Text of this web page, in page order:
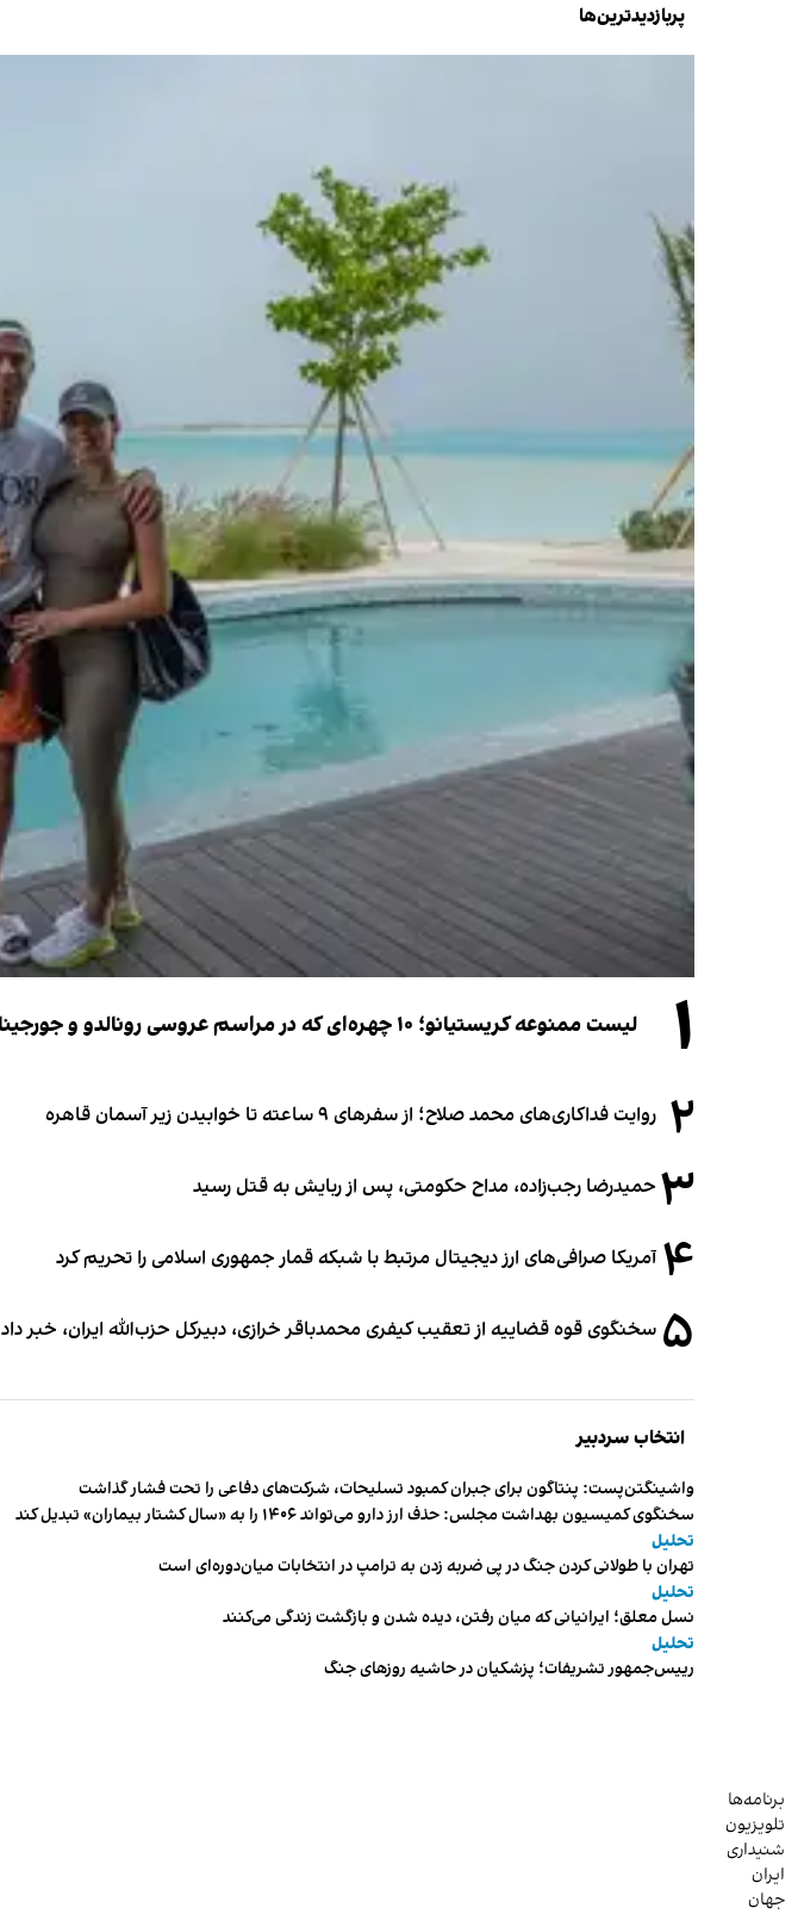
پربازدیدترین‌ها
۱ لیست ممنوعه کریستیانو؛ ۱۰ چهره‌ای که در مراسم عروسی رونالدو و جورجینا جایی ندارند
۲ روایت فداکاری‌های محمد صلاح؛ از سفرهای ۹ ساعته تا خوابیدن زیر آسمان قاهره
۳ حمیدرضا رجب‌زاده، مداح حکومتی، پس از ربایش به قتل رسید
۴ آمریکا صرافی‌های ارز دیجیتال مرتبط با شبکه قمار جمهوری اسلامی را تحریم کرد
۵ سخنگوی قوه قضاییه از تعقیب کیفری محمدباقر خرازی، دبیر‌کل حزب‌الله ایران، خبر داد
انتخاب سردبیر
واشینگتن‌پست: پنتاگون برای جبران کمبود تسلیحات، شرکت‌های دفاعی را تحت فشار گذاشت
سخنگوی کمیسیون بهداشت مجلس: حذف ارز دارو می‌تواند ۱۴۰۶ را به «سال کشتار بیماران» تبدیل کند
تحلیل
تهران با طولانی کردن جنگ در پی ضربه زدن به ترامپ در انتخابات میان‌دوره‌ای است
تحلیل
نسل معلق؛ ایرانیانی که میان رفتن، دیده شدن و بازگشت زندگی می‌کنند
تحلیل
رییس‌جمهور تشریفات؛ پزشکیان در حاشیه روزهای جنگ
برنامه‌ها
تلویزیون
شنیداری
ایران
جهان